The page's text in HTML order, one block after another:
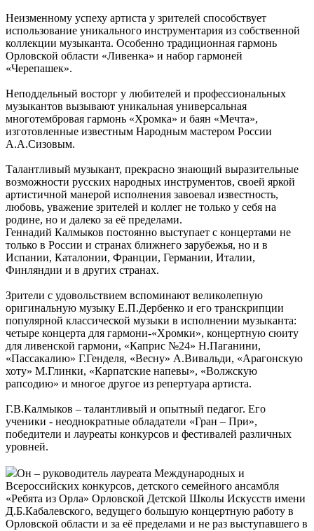
Неизменному успеху артиста у зрителей способствует
использование уникального инструментария из собственной
коллекции музыканта. Особенно традиционная гармонь
Орловской области «Ливенка» и набор гармоней
«Черепашек».
Неподдельный восторг у любителей и профессиональных
музыкантов вызывают уникальная универсальная
многотембровая гармонь «Хромка» и баян «Мечта»,
изготовленные известным Народным мастером России
А.А.Сизовым.
Талантливый музыкант, прекрасно знающий выразительные
возможности русских народных инструментов, своей яркой
артистичной манерой исполнения завоевал известность,
любовь, уважение зрителей и коллег не только у себя на
родине, но и далеко за её пределами.
Геннадий Калмыков постоянно выступает с концертами не
только в России и странах ближнего зарубежья, но и в
Испании, Каталонии, Франции, Германии, Италии,
Финляндии и в других странах.
Зрители с удовольствием вспоминают великолепную
оригинальную музыку Е.П.Дербенко и его транскрипции
популярной классической музыки в исполнении музыканта:
четыре концерта для гармони-«Хромки», концертную сюиту
для ливенской гармони, «Каприс №24» Н.Паганини,
«Пассакалию» Г.Генделя, «Весну» А.Вивальди, «Арагонскую
хоту» М.Глинки, «Карпатские напевы», «Волжскую
рапсодию» и многое другое из репертуара артиста.
Г.В.Калмыков – талантливый и опытный педагог. Его
ученики - неоднократные обладатели «Гран – При»,
победители и лауреаты конкурсов и фестивалей различных
уровней.
Он – руководитель лауреата Международных и
Всероссийских конкурсов, детского семейного ансамбля
«Ребята из Орла» Орловской Детской Школы Искусств имени
Д.Б.Кабалевского, ведущего большую концертную работу в
Орловской области и за её пределами и не раз выступавшего в